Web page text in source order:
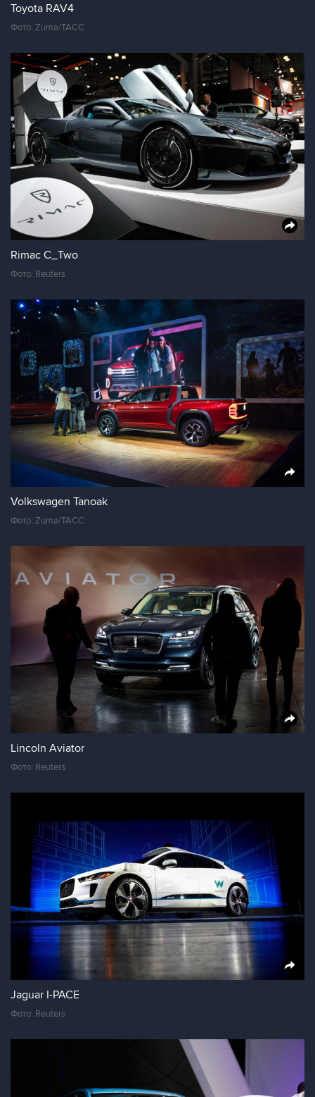
Toyota RAV4
Фото: Zuma/ТАСС
Rimac C_Two
Фото: Reuters
Volkswagen Tanoak
Фото: Zuma/ТАСС
Lincoln Aviator
Фото: Reuters
Jaguar I-PACE
Фото: Reuters